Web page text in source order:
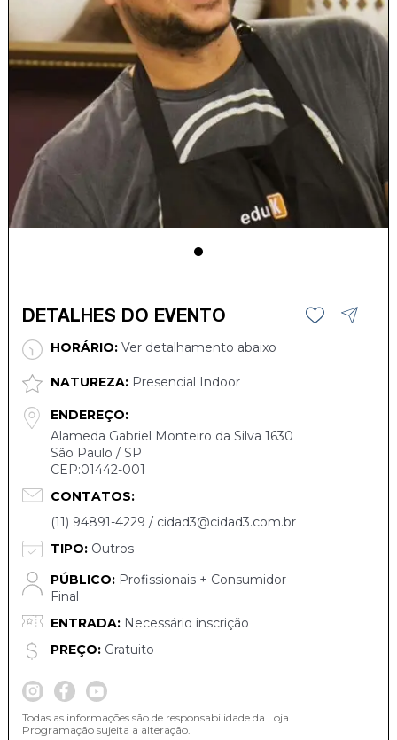
DETALHES DO EVENTO
HORÁRIO:Ver detalhamento abaixo
NATUREZA:Presencial Indoor
ENDEREÇO:
Alameda Gabriel Monteiro da Silva 1630
São Paulo / SP
CEP:01442-001
CONTATOS:
(11) 94891-4229 / cidad3@cidad3.com.br
TIPO:Outros
PÚBLICO:Profissionais + Consumidor
Final
ENTRADA:Necessário inscrição
PREÇO:Gratuito
Todas as informações são de responsabilidade da Loja.
Programação sujeita a alteração.